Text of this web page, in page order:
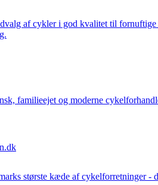
af cykler i god kvalitet til
familieejet og moderne
største kæde af cykelforretninger -